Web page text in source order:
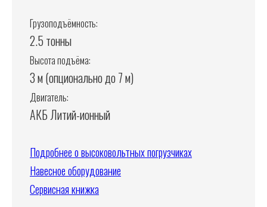
Грузоподъёмность:
2.5 тонны
Высота подъёма:
3 м (опционально до 7 м)
Двигатель:
АКБ Литий-ионный
Подробнее о высоковольтных погрузчиках
Навесное оборудование
Сервисная книжка